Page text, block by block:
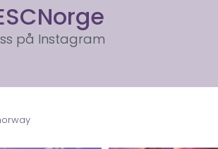
på Instagram